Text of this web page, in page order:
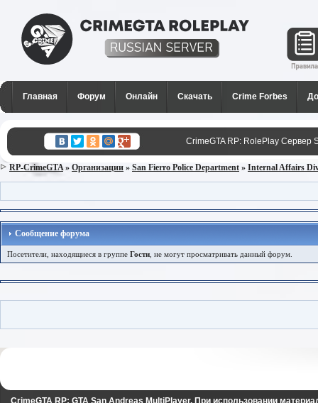
CrimeGTA RP - Лучший РП
сервер SAMP в России для
Главная Форум Онлайн Скачать Crime Forbes
CrimeGTA RP: RolePlay Сервер
RP-CrimeGTA» Организации » San Fierro Police Department » Internal Affairs
Сообщение форума
Посетители, находящиеся в группе Гости , не могут просматривать данный форум.
CrimeGTA RP: GTA San Andreas MultiPlayer. При использовании